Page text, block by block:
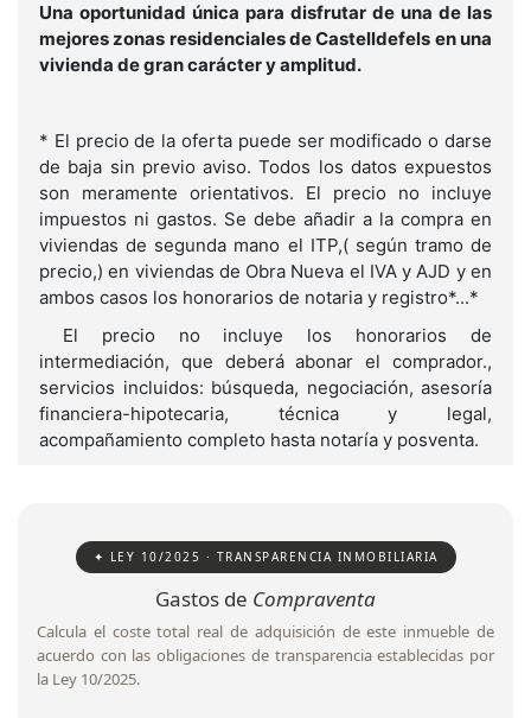
Una oportunidad única para disfrutar de una de las
mejores zonas residenciales de Castelldefels en una
vivienda de gran carácter y amplitud.
* El precio de la oferta puede ser modificado o darse
de baja sin previo aviso. Todos los datos expuestos
son meramente orientativos. El precio no incluye
impuestos ni gastos. Se debe añadir a la compra en
viviendas de segunda mano el ITP,( según tramo de
precio,) en viviendas de Obra Nueva el IVA y AJD y en
ambos casos los honorarios de notaria y registro*...*
El precio no incluye los honorarios de
intermediación, que deberá abonar el comprador.,
servicios incluidos: búsqueda, negociación, asesoría
financiera-hipotecaria, técnica y legal,
acompañamiento completo hasta notaría y posventa.
✦ LEY 10/2025 · TRANSPARENCIA INMOBILIARIA
Gastos de Compraventa
Calcula el coste total real de adquisición de este inmueble de
acuerdo con las obligaciones de transparencia establecidas por
la Ley 10/2025.